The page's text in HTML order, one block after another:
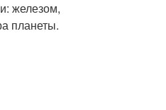
железом,
планеты.